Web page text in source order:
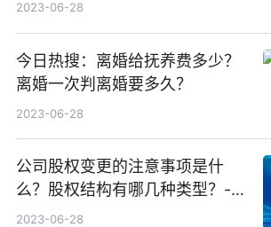
2023-06-28
今日热搜：离婚给抚养费多少？
离婚一次判离婚要多久？
2023-06-28
公司股权变更的注意事项是什
么？股权结构有哪几种类型？-全
球观速讯
2023-06-28